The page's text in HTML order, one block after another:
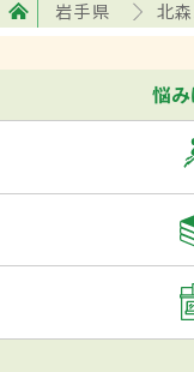
岩手県 北
悩